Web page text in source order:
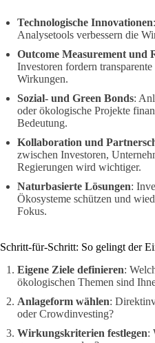
Technologische Innovationen
Analysetools verbessern die
Outcome Measurement und
Investoren fordern
Wirkungen.
Sozial- und Green Bonds:
oder ökologische Projekte
Bedeutung.
Kollaboration und
zwischen Investoren,
Regierungen wird wichtiger.
Naturbasierte Lösungen:
Ökosysteme schützen und
Fokus.
Schritt-für-Schritt: So gelingt der
Eigene Ziele definieren:
ökologischen Themen sind
Anlageform wählen:
oder Crowdinvesting?
Wirkungskriterien festlegen: